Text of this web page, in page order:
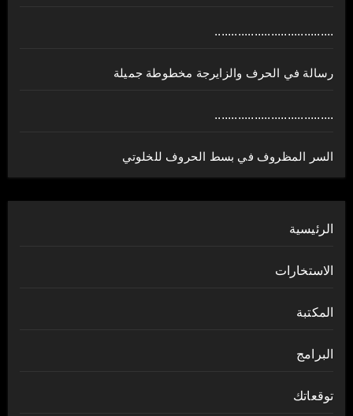
....................................
رسالة في الحرف والزايرجة مخطوطة جميلة
....................................
السر المظروف في بسط الحروف للخلوتي
الرئيسية
الاستخارات
المكتبة
البرامج
توقعاتك